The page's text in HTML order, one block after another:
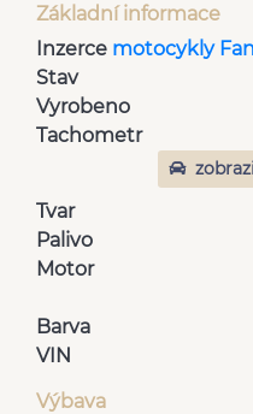
Základní informace
Inzerce motocykly
Stav
Vyrobeno
Tachometr
Tvar
Palivo
Motor
Barva
VIN
Výbava